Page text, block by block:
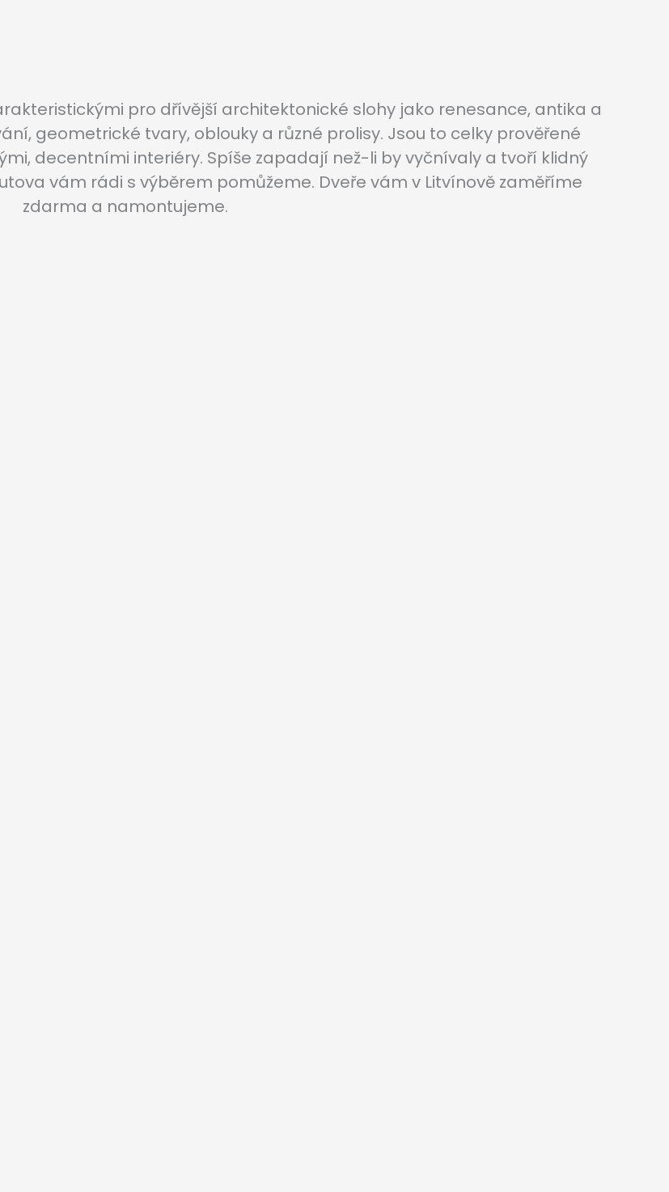
pro dřívější architektonické slohy jako renesance, antika a
geometrické tvary, oblouky a různé prolisy. Jsou to celky prověřené
decentními interiéry. Spíše zapadají než-li by vyčnívaly a tvoří klidný
vám rádi s výběrem pomůžeme. Dveře vám v Litvínově zaměříme
zdarma a namontujeme.